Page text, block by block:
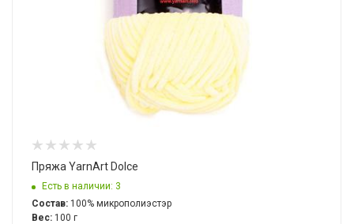
Пряжа YarnArt Dolce
Есть в наличии: 3
Состав: 100% микрополиэстэр
Вес: 100 г